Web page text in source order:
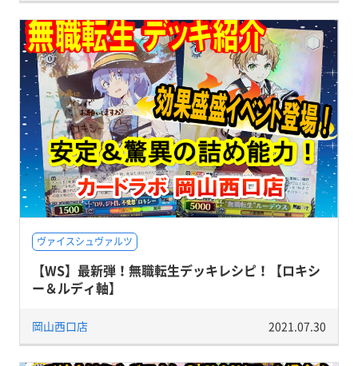
ヴァイスシュヴァルツ
【WS】最新弾！無職転生デッキレシピ！【ロキシ
ー＆ルディ軸】
岡山西口店 2021.07.30